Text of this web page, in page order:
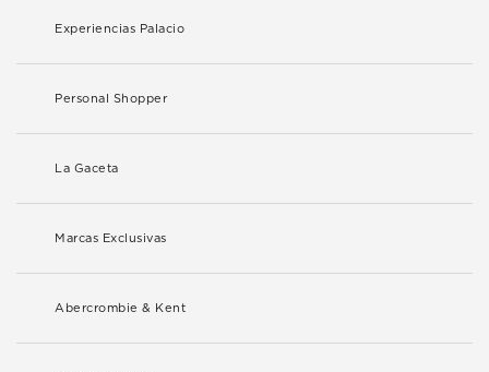
Experiencias Palacio
Personal Shopper
La Gaceta
Marcas Exclusivas
Abercrombie & Kent